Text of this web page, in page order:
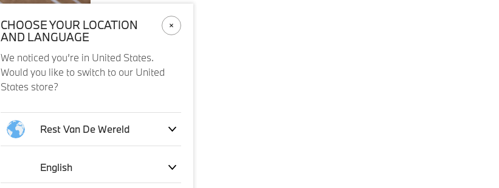
CHOOSE YOUR LOCATION
AND LANGUAGE
We noticed you’re in United States.
Would you like to switch to our United
States store?
Rest Van De Wereld
English